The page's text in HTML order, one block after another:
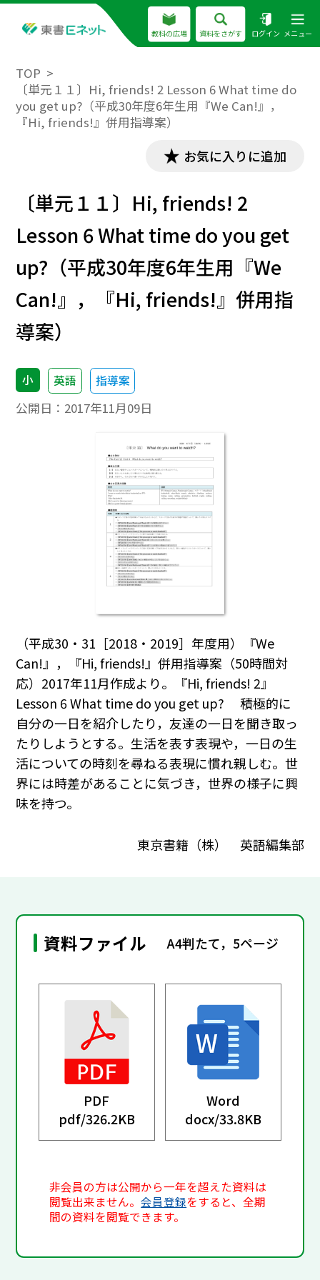
教科の広場 資料をさがす ログイン メニュー
TOP
〔単元１１〕Hi, friends! 2 Lesson 6 What time do
you get up?（平成30年度6年生用『We Can!』，
『Hi, friends!』併用指導案）
お気に入りに追加
〔単元１１〕Hi, friends! 2
Lesson 6 What time do you get
up?（平成30年度6年生用『We
Can!』，『Hi, friends!』併用指
導案）
小 英語 指導案
公開日： 2017年11月09日
（平成30・31［2018・2019］年度用）『We
Can!』，『Hi, friends!』併用指導案（50時間対
応）2017年11月作成より。『Hi, friends! 2』
Lesson 6 What time do you get up? 積極的に
自分の一日を紹介したり，友達の一日を聞き取っ
たりしようとする。生活を表す表現や，一日の生
活についての時刻を尋ねる表現に慣れ親しむ。世
界には時差があることに気づき，世界の様子に興
味を持つ。
東京書籍（株） 英語編集部
資料ファイル A4判たて，5ページ
PDF
pdf/326.2KB
Word
docx/33.8KB
非会員の方は公開から一年を超えた資料は
閲覧出来ません。会員登録をすると、全期
間の資料を閲覧できます。